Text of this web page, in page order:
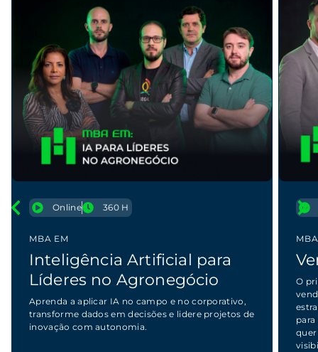
Online 360 H
MBA EM
Inteligência Artificial para
Líderes no Agronegócio
Aprenda a aplicar IA no campo e no corporativo,
transforme dados em decisões e lidere projetos de
inovação com autonomia.
O